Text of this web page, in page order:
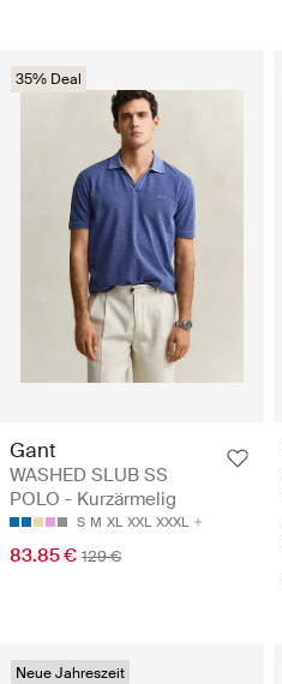
35% Deal
Gant
WASHED SLUB SS
POLO - Kurzärmelig
S M XL XXL XXXL
83.85 € 129 €
Neue Jahreszeit